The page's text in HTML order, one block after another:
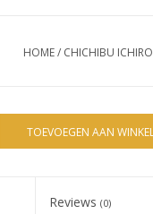
HOME/ CHICHIBU
TOEVOEGEN AAN
Reviews(0)